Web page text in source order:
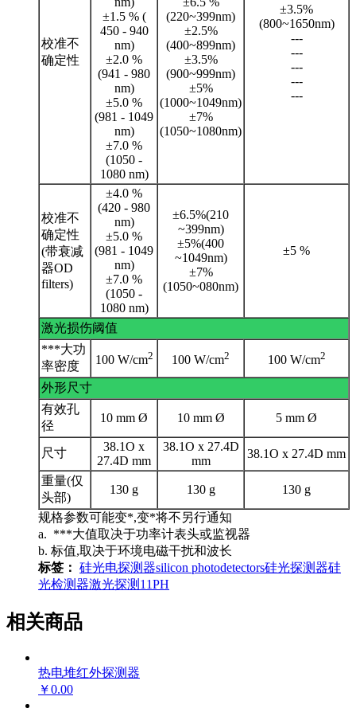
校准不
确定性
±1.5 % (
450 - 940
nm)
±2.0 %
(941 - 980
nm)
±5.0 %
(981 - 1049
nm)
±7.0 %
(1050 -
1080 nm)
(220~399nm)
±2.5%
(400~899nm)
±3.5%
(900~999nm)
±5%
(1000~1049nm)
±7%
(1050~1080nm)
±3.5%
(800~1650nm)
---
---
---
---
---
校准不
确定性
(带衰减
器OD
filters)
±4.0 %
(420 - 980
nm)
±5.0 %
(981 - 1049
nm)
±7.0 %
(1050 -
1080 nm)
±6.5%(210
~399nm)
±5%(400
~1049nm)
±7%
(1050~080nm)
±5 %
激光损伤阈值
***大功
率密度
100 W/cm2 100 W/cm2 100 W/cm2
外形尺寸
有效孔
径
10 mm Ø 10 mm Ø 5 mm Ø
尺寸
38.1O x
27.4D mm
38.1O x 27.4D
mm
38.1O x 27.4D mm
重量(仅
头部)
130 g 130 g 130 g
规格参数可能变*,变*将不另行通知
a. ***大值取决于功率计表头或监视器
b. 标值,取决于环境电磁干扰和波长
标签： 硅光电探测器silicon photodetectors硅光探测器硅
光检测器激光探测 11PH
相关商品
热电堆红外探测器
￥0.00